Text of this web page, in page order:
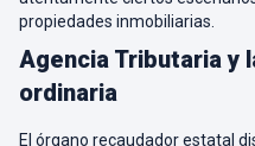
propiedades inmobiliarias.
Agencia Tributaria y
ordinaria
El órgano recaudador estatal